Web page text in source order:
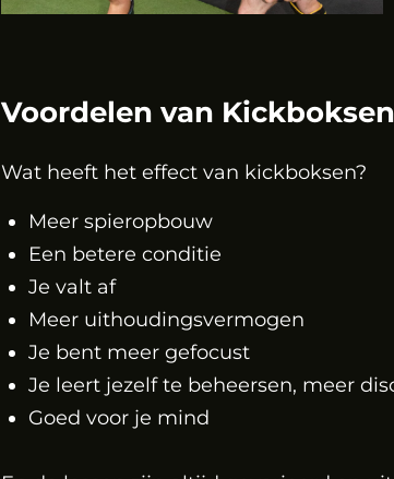
Voordelen van Kickboksen
Wat heeft het effect van kickboksen?
Meer spieropbouw
Een betere conditie
Je valt af
Meer uithoudingsvermogen
Je bent meer gefocust
Je leert jezelf te beheersen, meer
Goed voor je mind